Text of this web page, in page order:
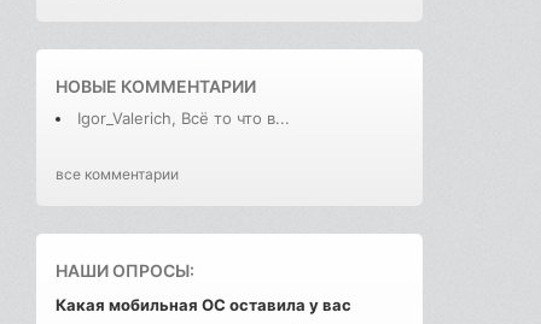
НОВЫЕ КОММЕНТАРИИ
Igor_Valerich, Всё то что в...
все комментарии
НАШИ ОПРОСЫ:
Какая мобильная ОС оставила у вас